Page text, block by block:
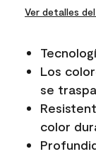
Ver detalles
Los
se
color